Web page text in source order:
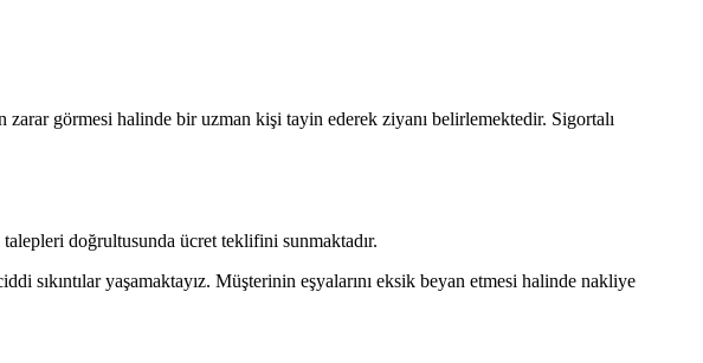
görmesi halinde bir uzman kişi tayin ederek ziyanı belirlemektedir. Sigortalı
doğrultusunda ücret teklifini sunmaktadır.
sıkıntılar yaşamaktayız. Müşterinin eşyalarını eksik beyan etmesi halinde nakliye